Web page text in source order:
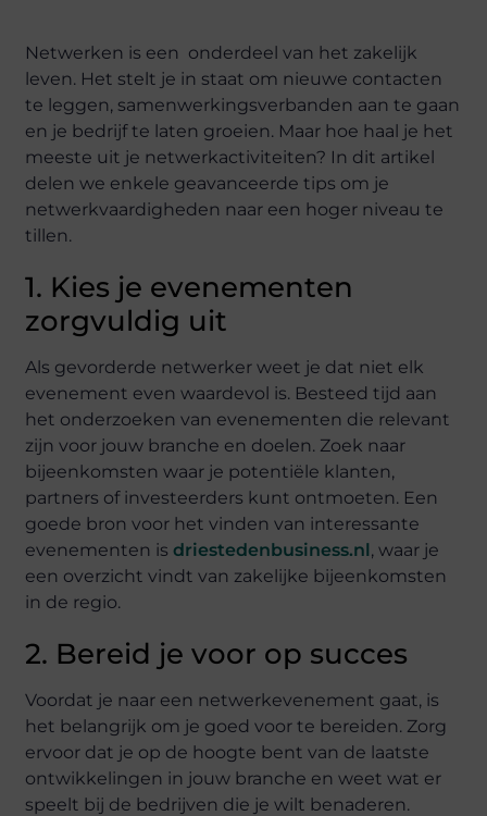
Netwerken is een onderdeel van het zakelijk
leven. Het stelt je in staat om nieuwe contacten
te leggen, samenwerkingsverbanden aan te gaan
en je bedrijf te laten groeien. Maar hoe haal je het
meeste uit je netwerkactiviteiten? In dit artikel
delen we enkele geavanceerde tips om je
netwerkvaardigheden naar een hoger niveau te
tillen.
1. Kies je evenementen
zorgvuldig uit
Als gevorderde netwerker weet je dat niet elk
evenement even waardevol is. Besteed tijd aan
het onderzoeken van evenementen die relevant
zijn voor jouw branche en doelen. Zoek naar
bijeenkomsten waar je potentiële klanten,
partners of investeerders kunt ontmoeten. Een
goede bron voor het vinden van interessante
evenementen isdriestedenbusiness.nl, waar je
een overzicht vindt van zakelijke bijeenkomsten
in de regio.
2. Bereid je voor op succes
Voordat je naar een netwerkevenement gaat, is
het belangrijk om je goed voor te bereiden. Zorg
ervoor dat je op de hoogte bent van de laatste
ontwikkelingen in jouw branche en weet wat er
speelt bij de bedrijven die je wilt benaderen.